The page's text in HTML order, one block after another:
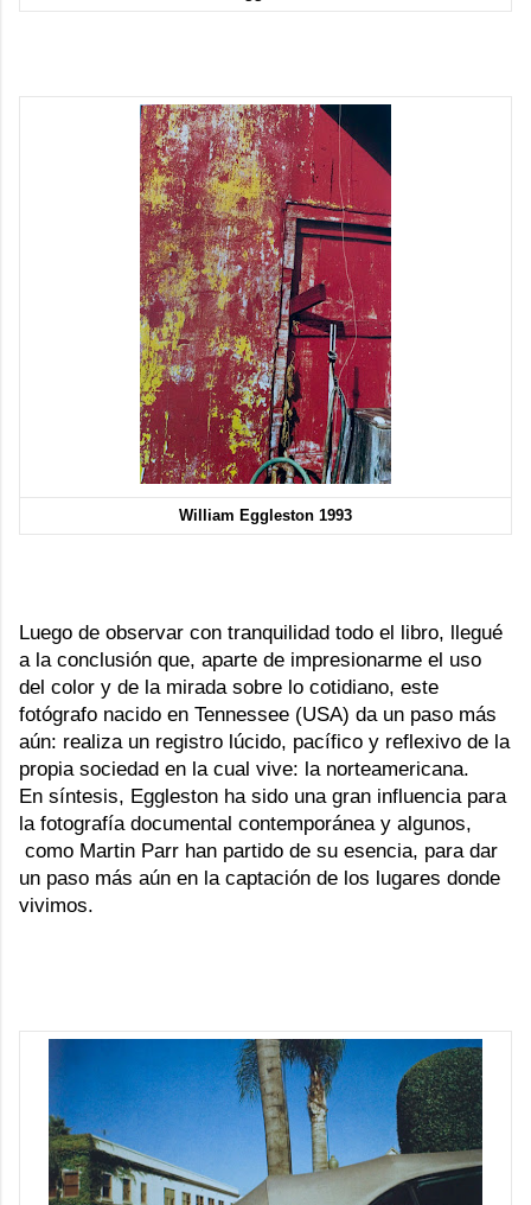
William Eggleston 1993
Luego de observar con tranquilidad todo el libro, llegué
a la conclusión que, aparte de impresionarme el uso
del color y de la mirada sobre lo cotidiano, este
fotógrafo nacido en Tennessee (USA) da un paso más
aún: realiza un registro lúcido, pacífico y reflexivo de la
propia sociedad en la cual vive: la norteamericana.
En síntesis, Eggleston ha sido una gran influencia para
la fotografía documental contemporánea y algunos,
como Martin Parr han partido de su esencia, para dar
un paso más aún en la captación de los lugares donde
vivimos.